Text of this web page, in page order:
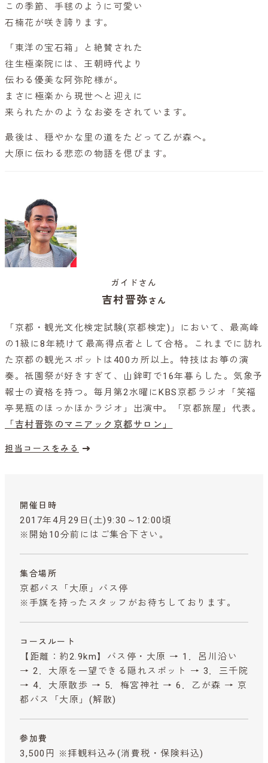
この季節、手毬のように可愛い
石楠花が咲き誇ります。
「東洋の宝石箱」と絶賛された
往生極楽院には、王朝時代より
伝わる優美な阿弥陀様が。
まさに極楽から現世へと迎えに
来られたかのようなお姿をされています。
最後は、穏やかな里の道をたどって乙が森へ。
大原に伝わる悲恋の物語を偲びます。
ガイドさん
吉村晋弥さん
「京都・観光文化検定試験(京都検定)」において、最高峰
の1級に8年続けて最高得点者として合格。これまでに訪れ
た京都の観光スポットは400カ所以上。特技はお箏の演
奏。祇園祭が好きすぎて、山鉾町で16年暮らした。気象予
報士の資格を持つ。毎月第2水曜にKBS京都ラジオ「笑福
亭晃瓶のほっかほかラジオ」出演中。「京都旅屋」代表。
「吉村晋弥のマニアック京都サロン」
担当コースをみる
開催日時
2017年4月29日(土)9:30～12:00頃
※開始10分前にはご集合下さい。
集合場所
京都バス「大原」バス停
※手旗を持ったスタッフがお待ちしております。
コースルート
【距離：約2.9km】バス停・大原 → 1．呂川沿い
→ 2．大原を一望できる隠れスポット → 3．三千院
→ 4．大原散歩 → 5．梅宮神社 → 6．乙が森 → 京
都バス「大原」(解散)
参加費
3,500円 ※拝観料込み (消費税・保険料込)